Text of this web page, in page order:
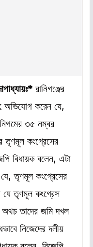
রানিগঞ্জের
অভিযোগ করেন যে,
৩৫ নম্বর
তৃণমূল কংগ্রেসের
বিধায়ক বলেন, এটা
তৃণমূল কংগ্রেসের
যে তৃণমূল কংগ্রেস
অথচ তাদের জমি দখল
নিজেদের দলীয়